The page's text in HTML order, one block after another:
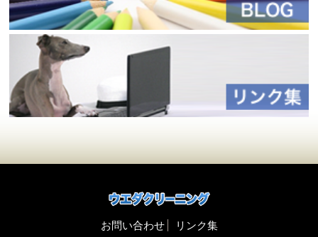
お問い合わせ リンク集